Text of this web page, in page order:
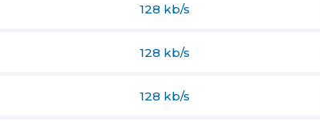
128 kb/s
128 kb/s
128 kb/s